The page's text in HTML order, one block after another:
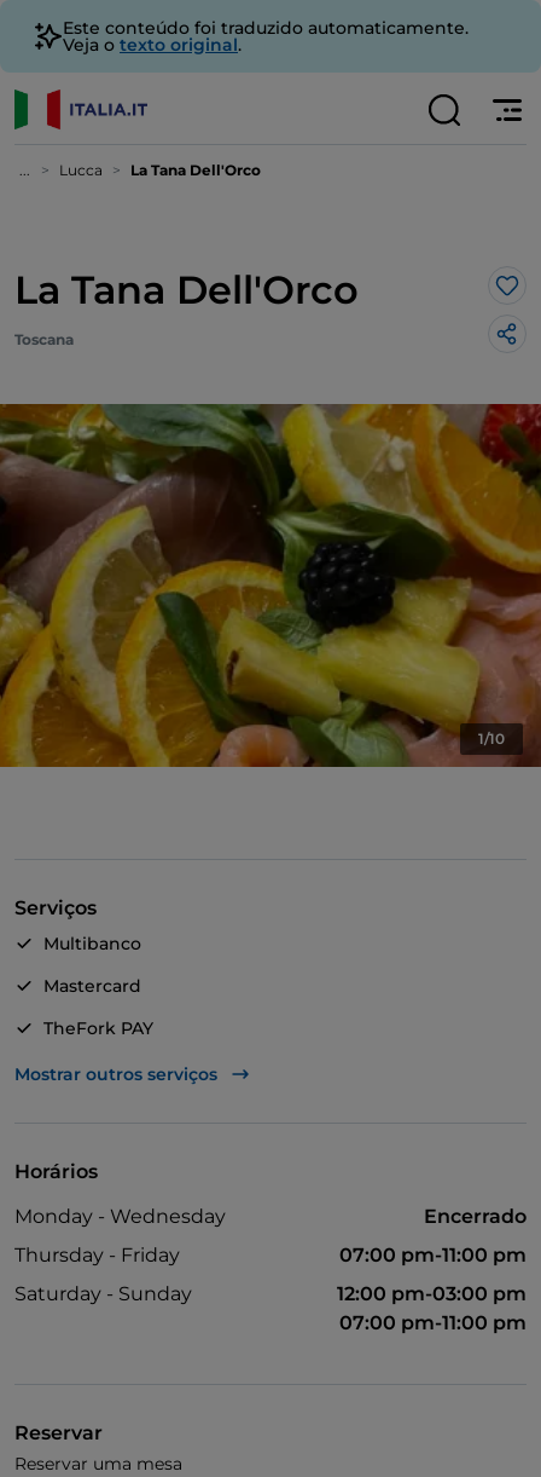
Este conteúdo foi traduzido automaticamente.
Veja o texto original.
... Lucca La Tana Dell'Orco
La Tana Dell'Orco
Toscana
1/10
Serviços
Multibanco
Mastercard
TheFork PAY
UnionPay via TheFork PAY
Fala-se francês
Mostrar outros serviços
Horários
Monday - Wednesday
Encerrado
Thursday - Friday
07:00 pm-11:00 pm
Saturday - Sunday
12:00 pm-03:00 pm
07:00 pm-11:00 pm
Reservar
Reservar uma mesa